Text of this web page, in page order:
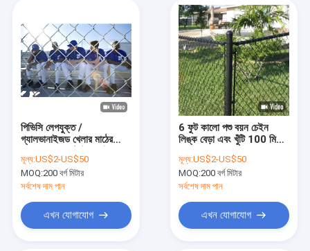
পিভিসি লেপযুক্ত /
গ্যালভানাইজড খেলার মাঠের
লিঙ্ক সুরক্ষা বেড়া
মূল্য:US$2-US$50
MOQ:200 বর্গ মিটার
সর্বশেষ দাম পান
এখন যোগাযোগ
6 ফুট কালো পশু বয়ন চেইন
লিঙ্ক বেড়া এবং খুঁটি 100 মিটার
মূল্য:US$2-US$50
MOQ:200 বর্গ মিটার
সর্বশেষ দাম পান
এখন যোগাযোগ